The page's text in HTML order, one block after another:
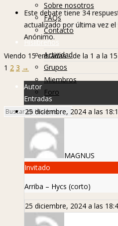
Sobre nosotros
FAQs
Contacto
Hislibreños
Actividad
Grupos
Miembros
Foro
Este debate tiene 34
actualizado por última vez el
Anónimo.
Viendo 15 entradas - de la 1 a la
1 2 3 →
Autor
Entradas
25 diciembre, 2024 a las
MAGNUS
Invitado
Arriba – Hycs (corto)
25 diciembre, 2024 a las